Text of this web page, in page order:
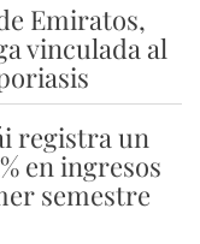
Emiratos,
vinculada al
registra un
en ingresos
semestre